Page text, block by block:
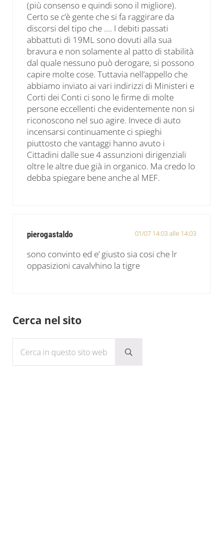
(più consenso e quindi sono il migliore).
Certo se c’è gente che si fa raggirare da
discorsi del tipo che …. I debiti passati
abbattuti di 19ML sono dovuti alla sua
bravura e non solamente al patto di stabilità
dal quale nessuno può derogare, si possono
capire molte cose. Tuttavia nell’appello che
abbiamo inviato ai vari indirizzi di Ministeri e
Corti dei Conti ci sono le firme di molte
persone eccellenti che evidentemente non si
riconoscono nel suo agire. Invece di auto
incensarsi continuamente ci spieghi
piuttosto che vantaggi hanno avuto i
Cittadini dalle sue 4 assunzioni dirigenziali
oltre le altre due già in organico. Ma credo lo
debba spiegare bene anche al MEF.
pierogastaldo 01/07 14:03 alle 14:03
sono convinto ed e’ giusto sia cosi che lr
oppasizioni cavalvhino la tigre
Sidebar
Cerca nel sito
Submit search